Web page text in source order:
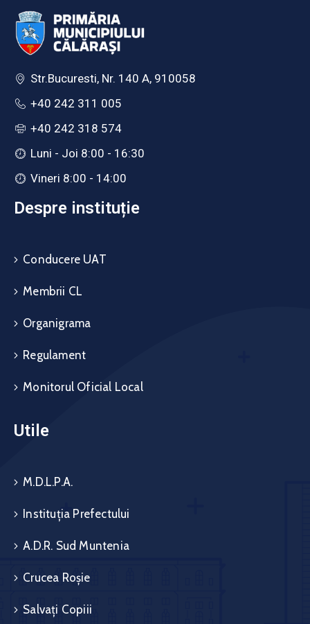
Str.Bucuresti, Nr. 140 A, 910058
+40 242 311 005
+40 242 318 574
Luni - Joi 8:00 - 16:30
Vineri 8:00 - 14:00
Despre instituție
Conducere UAT
Membrii CL
Organigrama
Regulament
Monitorul Oficial Local
Utile
M.D.L.P.A.
Instituția Prefectului
A.D.R. Sud Muntenia
Crucea Roșie
Salvați Copiii